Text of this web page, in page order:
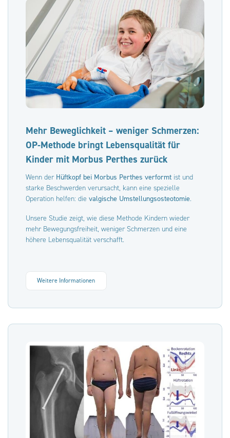
Mehr Beweglichkeit – weniger Schmerzen:
OP-Methode bringt Lebensqualität für
Kinder mit Morbus Perthes zurück
Wenn der Hüftkopf bei Morbus Perthes verformt ist und
starke Beschwerden verursacht, kann eine spezielle
Operation helfen: die valgische Umstellungsosteotomie.
Unsere Studie zeigt, wie diese Methode Kindern wieder
mehr Bewegungsfreiheit, weniger Schmerzen und eine
höhere Lebensqualität verschafft.
Weitere Informationen